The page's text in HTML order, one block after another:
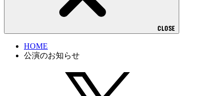
CLOSE
HOME
公演のお知らせ